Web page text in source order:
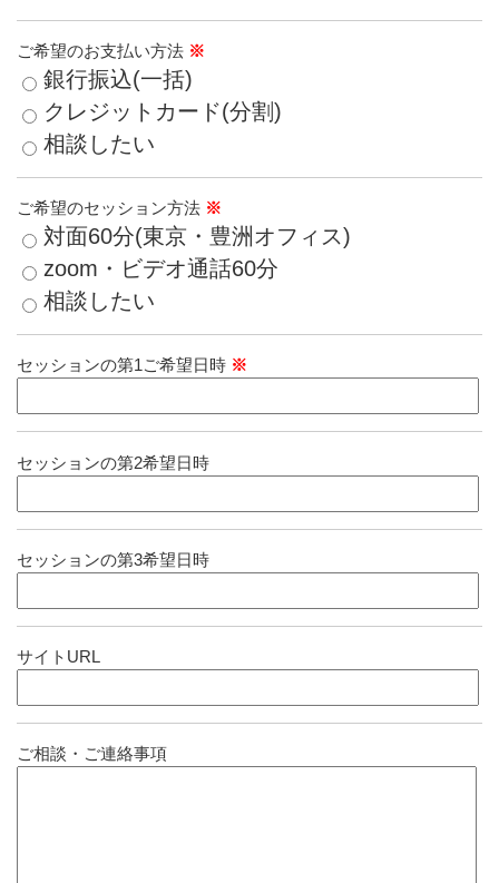
ご希望のお支払い方法 ※
銀行振込(一括)
クレジットカード(分割)
相談したい
ご希望のセッション方法 ※
対面60分(東京・豊洲オフィス)
zoom・ビデオ通話60分
相談したい
セッションの第1ご希望日時 ※
セッションの第2希望日時
セッションの第3希望日時
サイトURL
ご相談・ご連絡事項